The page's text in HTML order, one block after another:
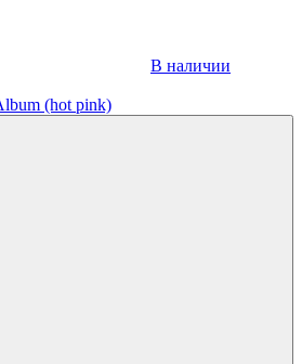
В наличии
(hot pink)